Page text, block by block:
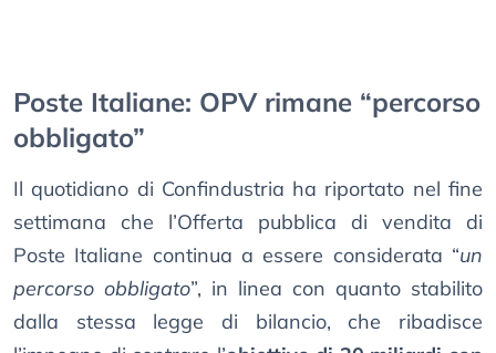
Poste Italiane: OPV rimane “percorso
obbligato”
Il quotidiano di Confindustria ha riportato nel fine
settimana che l’Offerta pubblica di vendita di
Poste Italiane continua a essere considerata “un
percorso obbligato”, in linea con quanto stabilito
dalla stessa legge di bilancio, che ribadisce